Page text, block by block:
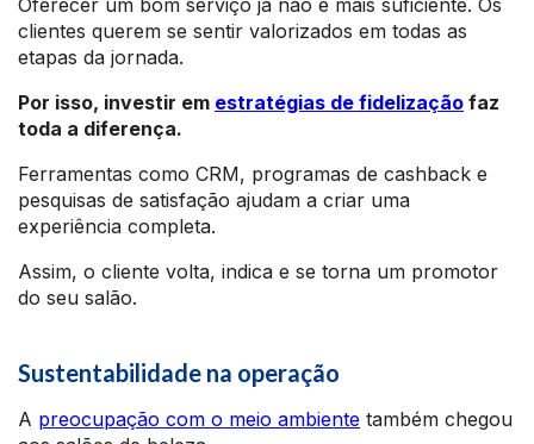
Oferecer um bom serviço já não é mais suficiente. Os
clientes querem se sentir valorizados em todas as
etapas da jornada.
Por isso, investir em estratégias de fidelização faz
toda a diferença.
Ferramentas como CRM, programas de cashback e
pesquisas de satisfação ajudam a criar uma
experiência completa.
Assim, o cliente volta, indica e se torna um promotor
do seu salão.
Sustentabilidade na operação
A preocupação com o meio ambiente também chegou